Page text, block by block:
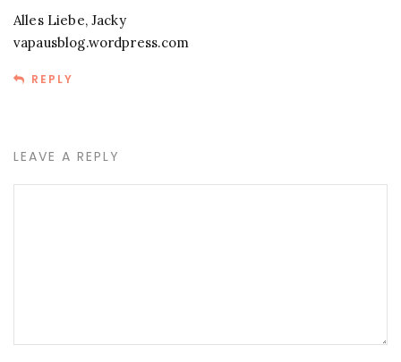
Alles Liebe, Jacky
vapausblog.wordpress.com
REPLY
LEAVE A REPLY